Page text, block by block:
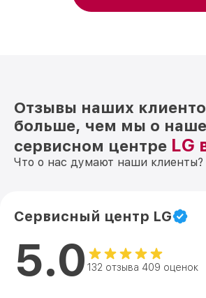
Отзывы наших
больше, чем мы о
сервисном центре LG
Что о нас думают наши клиенты?
Сервисный центр LG
5.0 132 отзыва 409 оценок